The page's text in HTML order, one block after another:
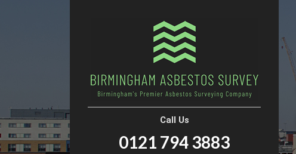
Call Us
0121 794 3883